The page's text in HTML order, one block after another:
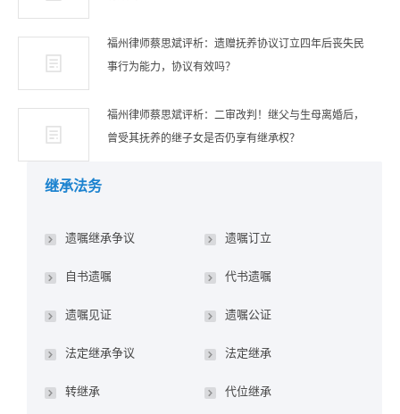
福州律师蔡思斌评析：遗赠抚养协议订立四年后丧失民
事行为能力，协议有效吗？
福州律师蔡思斌评析：二审改判！继父与生母离婚后，
曾受其抚养的继子女是否仍享有继承权？
继承法务
遗嘱继承争议 遗嘱订立
自书遗嘱 代书遗嘱
遗嘱见证 遗嘱公证
法定继承争议 法定继承
转继承 代位继承